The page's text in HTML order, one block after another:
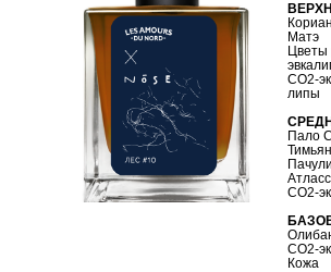
Матэ
Цветы
СО2-
липы
Пало
Тимьян
Пачули
СО2-
СО2-
Кожа